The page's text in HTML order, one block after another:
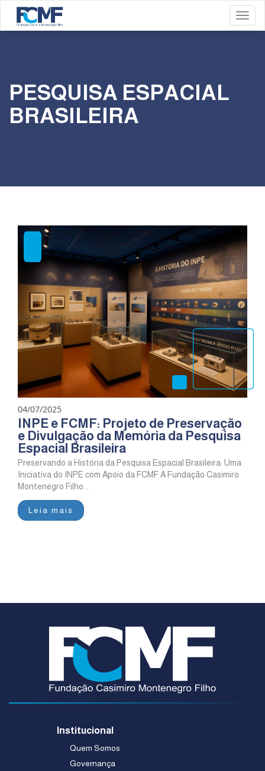
PESQUISA ESPACIAL
BRASILEIRA
04/07/2025
INPE e FCMF: Projeto de Preservação
e Divulgação da Memória da Pesquisa
Espacial Brasileira
Preservando a História da Pesquisa Espacial Brasileira: Uma
Iniciativa do INPE com Apoio da FCMF A Fundação Casimiro
Montenegro Filho...
Leia mais
Institucional
Quem Somos
Governança